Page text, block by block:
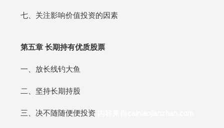
七、关注影响价值投资的因素
第五章 长期持有优质股票
一、放长线钓大鱼
二、坚持长期持股
三、决不随随便便投资